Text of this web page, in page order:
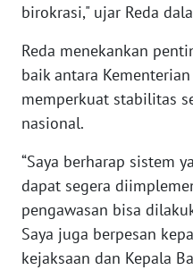
birokrasi," ujar Reda
Reda menekankan
baik antara
memperkuat stabilitas
nasional.
“Saya berharap sistem
dapat segera
pengawasan bisa
Saya juga berpesan
kejaksaan dan Kepala
Wahana
News
Regional
WN
SUMUT
WN
JAKARTA